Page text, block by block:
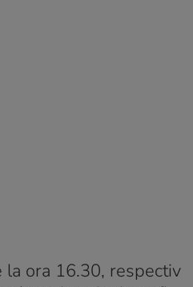
la ora 16.30, respectiv